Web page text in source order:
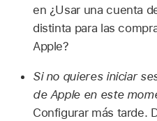
en ¿Usar una cuenta
distinta para las
Apple?
Si no quieres iniciar
de Apple en este
Configurar más tarde.